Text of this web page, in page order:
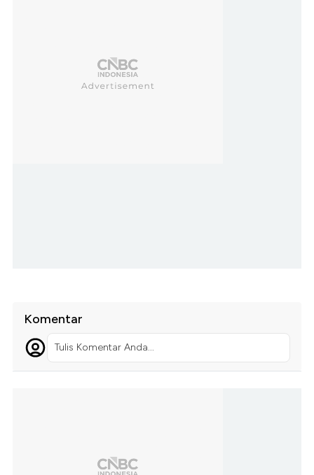
Komentar
Tulis Komentar Anda...